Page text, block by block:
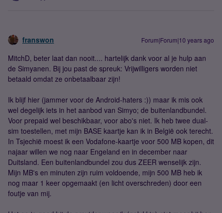
franswon Forum|Forum|10 years ago
MitchD, beter laat dan nooit.... hartelijk dank voor al je hulp aan
de Simyanen. Bij jou past de spreuk: Vrijwilligers worden niet
betaald omdat ze onbetaalbaar zijn!
Ik blijf hier (jammer voor de Android-haters :)) maar ik mis ook
wel degelijk iets in het aanbod van Simyo; de buitenlandbundel.
Voor prepaid wel beschikbaar, voor abo's niet. Ik heb twee dual-
sim toestellen, met mijn BASE kaartje kan ik in België ook terecht.
In Tsjechië moest ik een Vodafone-kaartje voor 500 MB kopen, dit
najaar willen we nog naar Engeland en in december naar
Duitsland. Een buitenlandbundel zou dus ZEER wenselijk zijn.
Mijn MB's en minuten zijn ruim voldoende, mijn 500 MB heb ik
nog maar 1 keer opgemaakt (en licht overschreden) door een
foutje van mij.